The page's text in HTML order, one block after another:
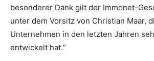
besonderer Dank gilt der Immonet-
unter dem Vorsitz von Christian Maar,
Unternehmen in den letzten Jahren
entwickelt hat.“